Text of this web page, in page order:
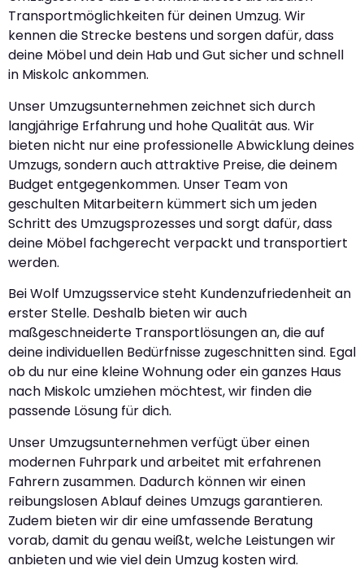
Transportmöglichkeiten für deinen Umzug. Wir
kennen die Strecke bestens und sorgen dafür, dass
deine Möbel und dein Hab und Gut sicher und schnell
in Miskolc ankommen.
Unser Umzugsunternehmen zeichnet sich durch
langjährige Erfahrung und hohe Qualität aus. Wir
bieten nicht nur eine professionelle Abwicklung deines
Umzugs, sondern auch attraktive Preise, die deinem
Budget entgegenkommen. Unser Team von
geschulten Mitarbeitern kümmert sich um jeden
Schritt des Umzugsprozesses und sorgt dafür, dass
deine Möbel fachgerecht verpackt und transportiert
werden.
Bei Wolf Umzugsservice steht Kundenzufriedenheit an
erster Stelle. Deshalb bieten wir auch
maßgeschneiderte Transportlösungen an, die auf
deine individuellen Bedürfnisse zugeschnitten sind. Egal
ob du nur eine kleine Wohnung oder ein ganzes Haus
nach Miskolc umziehen möchtest, wir finden die
passende Lösung für dich.
Unser Umzugsunternehmen verfügt über einen
modernen Fuhrpark und arbeitet mit erfahrenen
Fahrern zusammen. Dadurch können wir einen
reibungslosen Ablauf deines Umzugs garantieren.
Zudem bieten wir dir eine umfassende Beratung
vorab, damit du genau weißt, welche Leistungen wir
anbieten und wie viel dein Umzug kosten wird.